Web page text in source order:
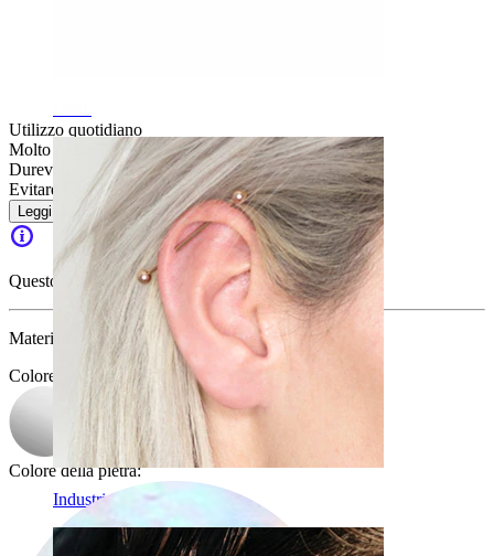
Industrial
Utilizzo quotidiano
Molto facile
Durevole
Evitare l''acqua
Leggi di più
Questo articolo non è più disponibile.
Materiale:
Acciaio chirurgico
Colore
Colore della pietra: